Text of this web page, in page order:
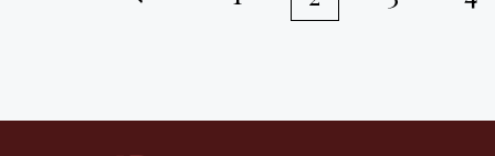
publications